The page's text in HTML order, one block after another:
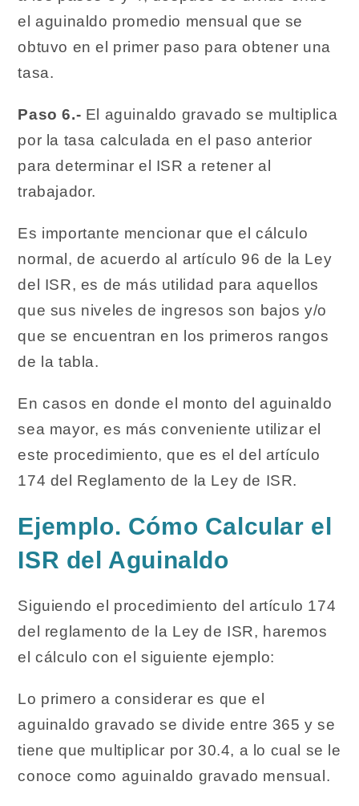
el aguinaldo promedio mensual que se
obtuvo en el primer paso para obtener una
tasa.
Paso 6.- El aguinaldo gravado se multiplica
por la tasa calculada en el paso anterior
para determinar el ISR a retener al
trabajador.
Es importante mencionar que el cálculo
normal, de acuerdo al artículo 96 de la Ley
del ISR, es de más utilidad para aquellos
que sus niveles de ingresos son bajos y/o
que se encuentran en los primeros rangos
de la tabla.
En casos en donde el monto del aguinaldo
sea mayor, es más conveniente utilizar el
este procedimiento, que es el del artículo
174 del Reglamento de la Ley de ISR.
Ejemplo. Cómo Calcular el
ISR del Aguinaldo
Siguiendo el procedimiento del artículo 174
del reglamento de la Ley de ISR, haremos
el cálculo con el siguiente ejemplo:
Lo primero a considerar es que el
aguinaldo gravado se divide entre 365 y se
tiene que multiplicar por 30.4, a lo cual se le
conoce como aguinaldo gravado mensual.